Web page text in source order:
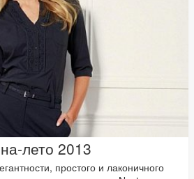
лето 2013
простого и лаконичного